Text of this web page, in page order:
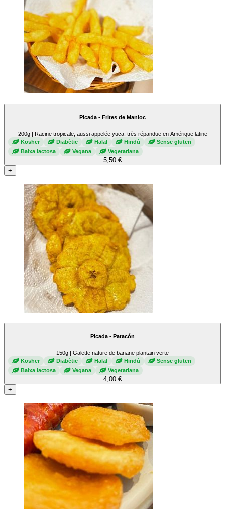
Picada - Frites de Manioc
200g | Racine tropicale, aussi appelée yuca, très répandue en Amérique latine
Kosher
Diabètic Halal Hindú
Sense gluten
Baixa lactosa
Vegana Vegetariana
5,50 €
+
Picada - Patacón
150g | Galette nature de banane plantain verte
Kosher
Diabètic Halal Hindú
Sense gluten
Baixa lactosa
Vegana Vegetariana
4,00 €
+